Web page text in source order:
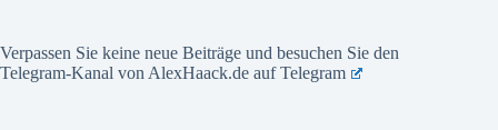
Verpassen Sie keine neue Beiträge und besuchen Sie den
Telegram-Kanal von AlexHaack.de aufTelegram